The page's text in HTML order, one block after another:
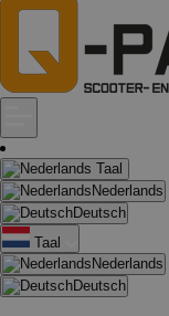
Taal
Nederlands
Deutsch
Taal
Nederlands
Deutsch